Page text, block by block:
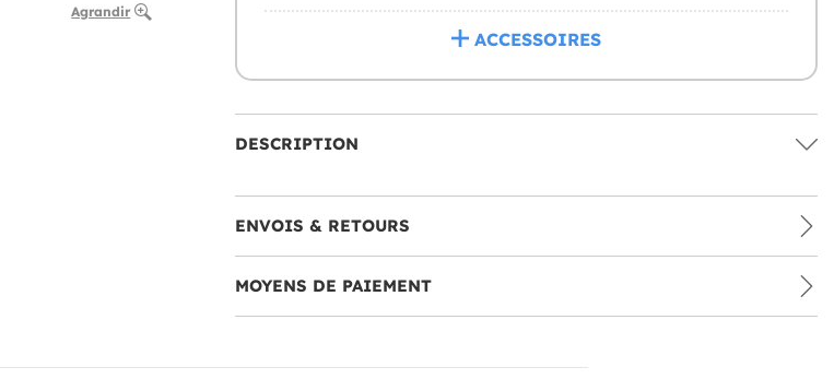
Agrandir
ACCESSOIRES
DESCRIPTION
ENVOIS & RETOURS
MOYENS DE PAIEMENT